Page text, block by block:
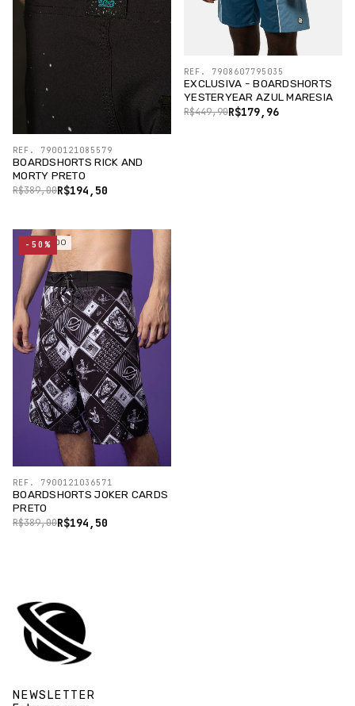
BOARDSHORTS RICK AND
MORTY PRETO
R$194,50
R$389,00
REF. 7900121085579
EXCLUSIVA - BOARDSHORTS
YESTERYEAR AZUL MARESIA
R$179,96
R$449,90
REF. 7908607795035
ESGOTADO
BOARDSHORTS JOKER CARDS
PRETO
R$194,50
R$389,00
REF. 7900121036571
-50%
NEWSLETTER